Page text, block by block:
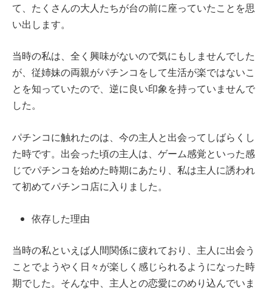
て、たくさんの大人たちが台の前に座っていたことを思
い出します。
当時の私は、全く興味がないので気にもしませんでした
が、従姉妹の両親がパチンコをして生活が楽ではないこ
とを知っていたので、逆に良い印象を持っていませんで
した。
パチンコに触れたのは、今の主人と出会ってしばらくし
た時です。出会った頃の主人は、ゲーム感覚といった感
じでパチンコを始めた時期にあたり、私は主人に誘われ
て初めてパチンコ店に入りました。
依存した理由
当時の私といえば人間関係に疲れており、主人に出会う
ことでようやく日々が楽しく感じられるようになった時
期でした。そんな中、主人との恋愛にのめり込んでいま